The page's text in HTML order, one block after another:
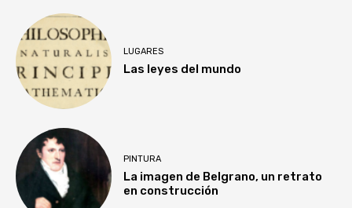
LUGARES
Las leyes del mundo
PINTURA
La imagen de Belgrano, un retrato
en construcción